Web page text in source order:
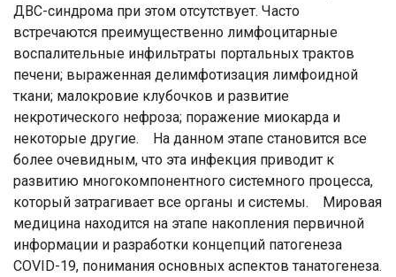
ДВС-синдрома при этом отсутствует. Часто
встречаются преимущественно лимфоцитарные
воспалительные инфильтраты портальных трактов
печени; выраженная делимфотизация лимфоидной
ткани; малокровие клубочков и развитие
некротического нефроза; поражение миокарда и
некоторые другие. На данном этапе становится все
более очевидным, что эта инфекция приводит к
развитию многокомпонентного системного процесса,
который затрагивает все органы и системы. Мировая
медицина находится на этапе накопления первичной
информации и разработки концепций патогенеза
COVID-19, понимания основных аспектов танатогенеза.